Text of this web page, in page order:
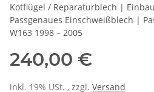
Kotflügel / Reparaturblech |
Passgenaues Einschweißblech |
W163 1998 – 2005
240,00 €
inkl. 19% USt. , zzgl. Versand